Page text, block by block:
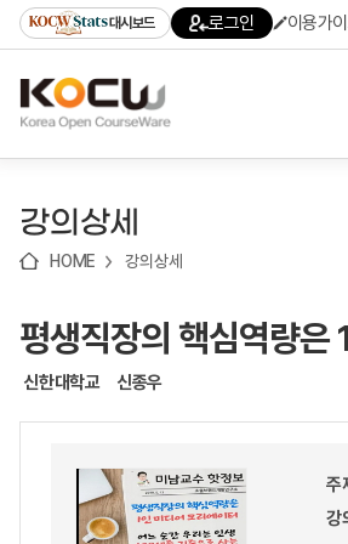
기
기
기
content)
가
대시보드 로그인 이용가
강의상세
HOME 강의상세
평생직장의 핵심역량은
신한대학교 신종우
주
강